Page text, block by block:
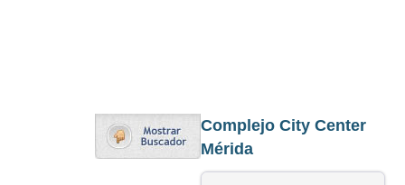
Complejo City Center
Mérida